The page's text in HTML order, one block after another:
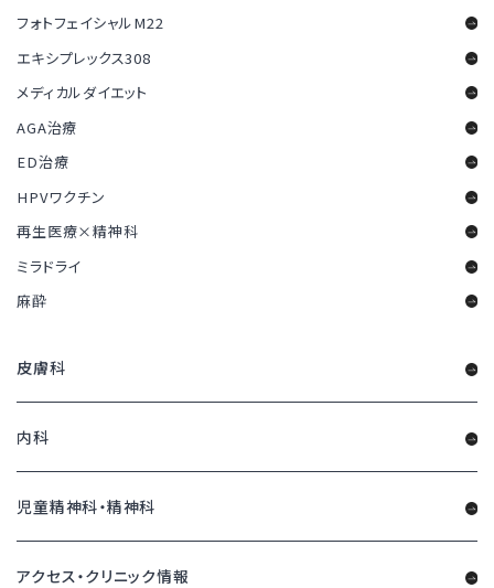
フォトフェイシャルM22
エキシプレックス308
メディカルダイエット
AGA治療
ED治療
HPVワクチン
再生医療×精神科
ミラドライ
麻酔
皮膚科
内科
児童精神科・精神科
アクセス・クリニック情報